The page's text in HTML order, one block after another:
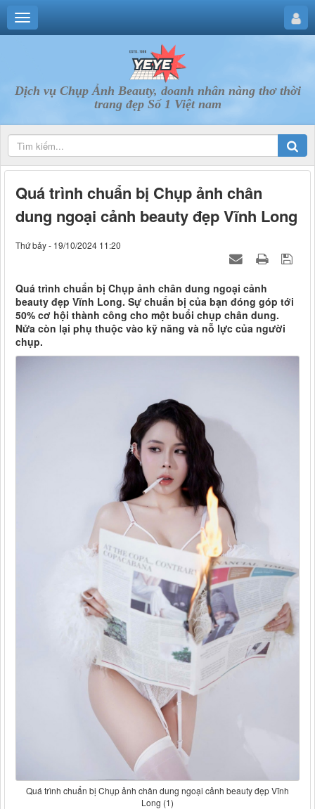
Dịch vụ Chụp Ảnh Beauty, doanh nhân nàng thơ thời
trang đẹp Số 1 Việt nam
Quá trình chuẩn bị Chụp ảnh chân
dung ngoại cảnh beauty đẹp Vĩnh Long
Thứ bảy - 19/10/2024 11:20
Quá trình chuẩn bị Chụp ảnh chân dung ngoại cảnh
beauty đẹp Vĩnh Long. Sự chuẩn bị của bạn đóng góp tới
50% cơ hội thành công cho một buổi chụp chân dung.
Nửa còn lại phụ thuộc vào kỹ năng và nỗ lực của người
chụp.
Quá trình chuẩn bị Chụp ảnh chân dung ngoại cảnh beauty đẹp Vĩnh
Long (1)